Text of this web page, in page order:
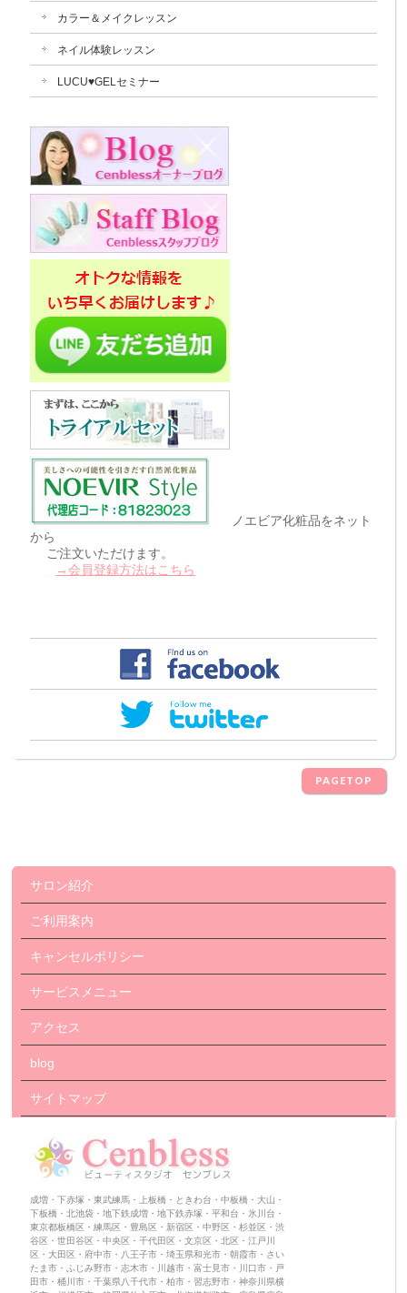
カラー＆メイクレッスン
ネイル体験レッスン
LUCU♥GELセミナー
ノエビア化粧品をネット
から
ご注文いただけます。
→会員登録方法はこちら
PAGETOP
サロン紹介
ご利用案内
キャンセルポリシー
サービスメニュー
アクセス
blog
サイトマップ
成増・下赤塚・東武練馬・上板橋・ときわ台・中板橋・大山・
下板橋・北池袋・地下鉄成増・地下鉄赤塚・平和台・氷川台・
東京都板橋区・練馬区・豊島区・新宿区・中野区・杉並区・渋
谷区・世田谷区・中央区・千代田区・文京区・北区・江戸川
区・大田区・府中市・八王子市・埼玉県和光市・朝霞市・さい
たま市・ふじみ野市・志木市・川越市・富士見市・川口市・戸
田市・桶川市・千葉県八千代市・柏市・習志野市・神奈川県横